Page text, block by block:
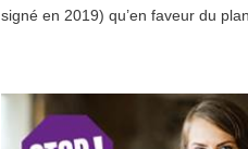
signé en 2019) qu’en faveur du plan